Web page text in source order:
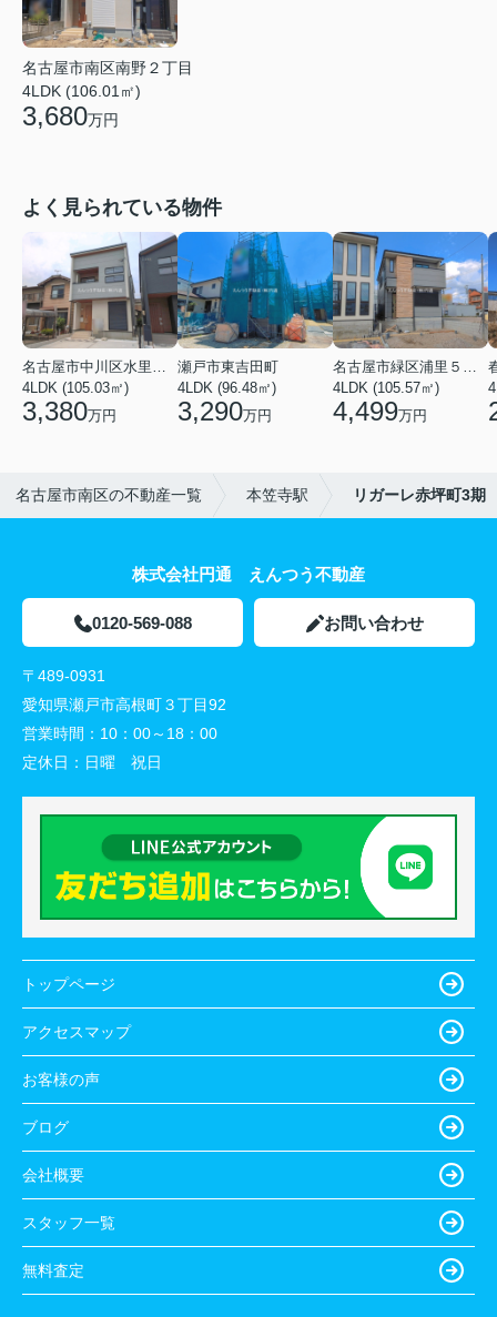
名古屋市南区南野２丁目
4LDK (106.01㎡)
3,680万円
よく見られている物件
名古屋市中川区水里５丁目
4LDK (105.03㎡)
3,380万円
瀬戸市東吉田町
4LDK (96.48㎡)
3,290万円
名古屋市緑区浦里５丁目
4LDK (105.57㎡)
4,499万円
名古屋市南区の不動産一覧 本笠寺駅 リガーレ赤坪町3期
株式会社円通 えんつう不動産
0120-569-088 お問い合わせ
〒489-0931
愛知県瀬戸市高根町３丁目92
営業時間： 10：00～18：00
定休日： 日曜 祝日
トップページ
アクセスマップ
お客様の声
ブログ
会社概要
スタッフ一覧
無料査定